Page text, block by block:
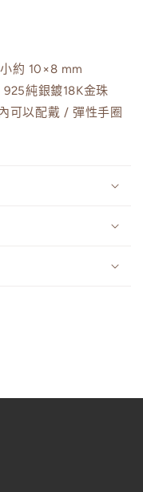
約 10×8 mm
925純銀鍍18K金珠
可以配戴 / 彈性手圈